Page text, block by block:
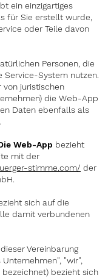
ein einzigartiges
für Sie erstellt wurde,
oder Teile davon
Personen, die
Service-System nutzen.
von juristischen
die Web-App
Daten ebenfalls als
Web-App bezieht
mit der
stimme.com/ der
sich auf die
damit verbundenen
Vereinbarung
"wir",
bezeichnet) bezieht sich